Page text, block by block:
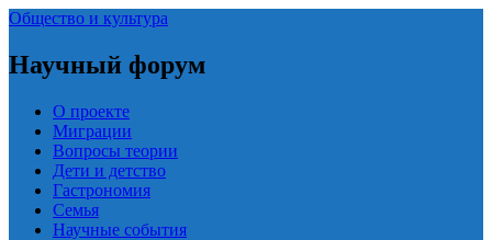
Общество и культура
Научный форум
О проекте
Миграции
Вопросы теории
Дети и детство
Гастрономия
Семья
Научные события